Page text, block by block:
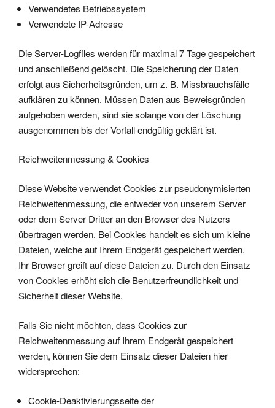
Verwendetes Betriebssystem
Verwendete IP-Adresse
Die Server-Logfiles werden für maximal 7 Tage gespeichert
und anschließend gelöscht. Die Speicherung der Daten
erfolgt aus Sicherheitsgründen, um z. B. Missbrauchsfälle
aufklären zu können. Müssen Daten aus Beweisgründen
aufgehoben werden, sind sie solange von der Löschung
ausgenommen bis der Vorfall endgültig geklärt ist.
Reichweitenmessung & Cookies
Diese Website verwendet Cookies zur pseudonymisierten
Reichweitenmessung, die entweder von unserem Server
oder dem Server Dritter an den Browser des Nutzers
übertragen werden. Bei Cookies handelt es sich um kleine
Dateien, welche auf Ihrem Endgerät gespeichert werden.
Ihr Browser greift auf diese Dateien zu. Durch den Einsatz
von Cookies erhöht sich die Benutzerfreundlichkeit und
Sicherheit dieser Website.
Falls Sie nicht möchten, dass Cookies zur
Reichweitenmessung auf Ihrem Endgerät gespeichert
werden, können Sie dem Einsatz dieser Dateien hier
widersprechen:
Cookie-Deaktivierungsseite der